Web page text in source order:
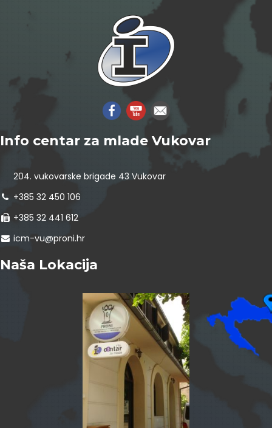
Info centar za mlade Vukovar
204. vukovarske brigade 43 Vukovar
+385 32 450 106
+385 32 441 612
icm-vu@proni.hr
Naša Lokacija